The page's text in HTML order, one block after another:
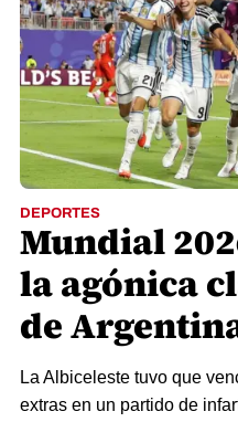
DEPORTES
Mundial
la agónica
de
La Albiceleste tuvo que
extras en un partido de